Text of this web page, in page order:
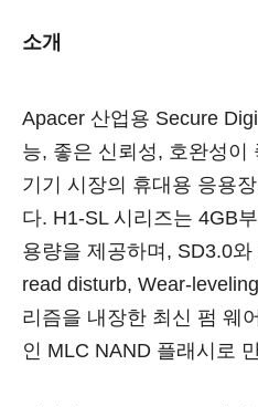
소개
Apacer 산업용 Secure
능, 좋은 신뢰성, 호완성이
기기 시장의 휴대용 응용
다. H1-SL 시리즈는 4GB
용량을 제공하며, SD3.0
read disturb, Wear-
리즘을 내장한 최신 펌 웨
인 MLC NAND 플래시로